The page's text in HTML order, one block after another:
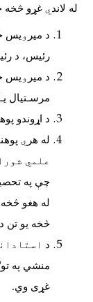
له لاندي غړو څخه
د میر و یس
رئیس، د
د میر و یس
مرسـتیال
د اړوندو
له هر ي
علمي
چې په
له هغو څخه
څخه یو تن
د
منشي په
غړی وي.